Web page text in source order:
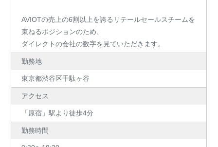
AVIOTの売上の6割以上を誇るリテールセールスチームを
束ねるポジションのため、
ダイレクトの会社の数字を見ていただきます。
勤務地
東京都渋谷区千駄ヶ谷
アクセス
「原宿」駅より徒歩4分
勤務時間